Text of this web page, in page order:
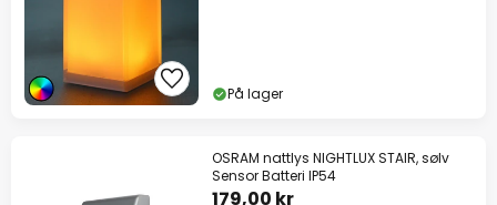
På lager
OSRAM nattlys NIGHTLUX STAIR, sølv
Sensor Batteri IP54
179,00 kr